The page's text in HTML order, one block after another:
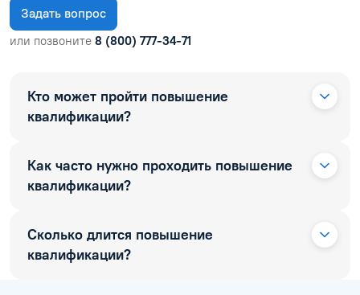
Задать вопрос
или позвоните 8 (800) 777-34-71
Кто может пройти повышение
квалификации?
Как часто нужно проходить повышение
квалификации?
Сколько длится повышение
квалификации?